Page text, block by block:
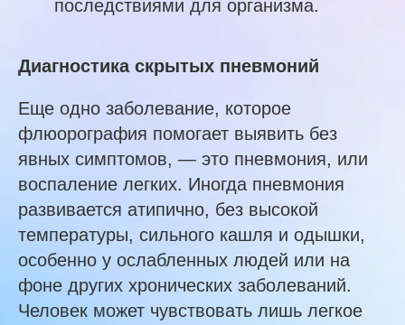
последствиями для организма.
Диагностика скрытых пневмоний
Еще одно заболевание, которое
флюорография помогает выявить без
явных симптомов, — это пневмония, или
воспаление легких. Иногда пневмония
развивается атипично, без высокой
температуры, сильного кашля и одышки,
особенно у ослабленных людей или на
фоне других хронических заболеваний.
Человек может чувствовать лишь легкое